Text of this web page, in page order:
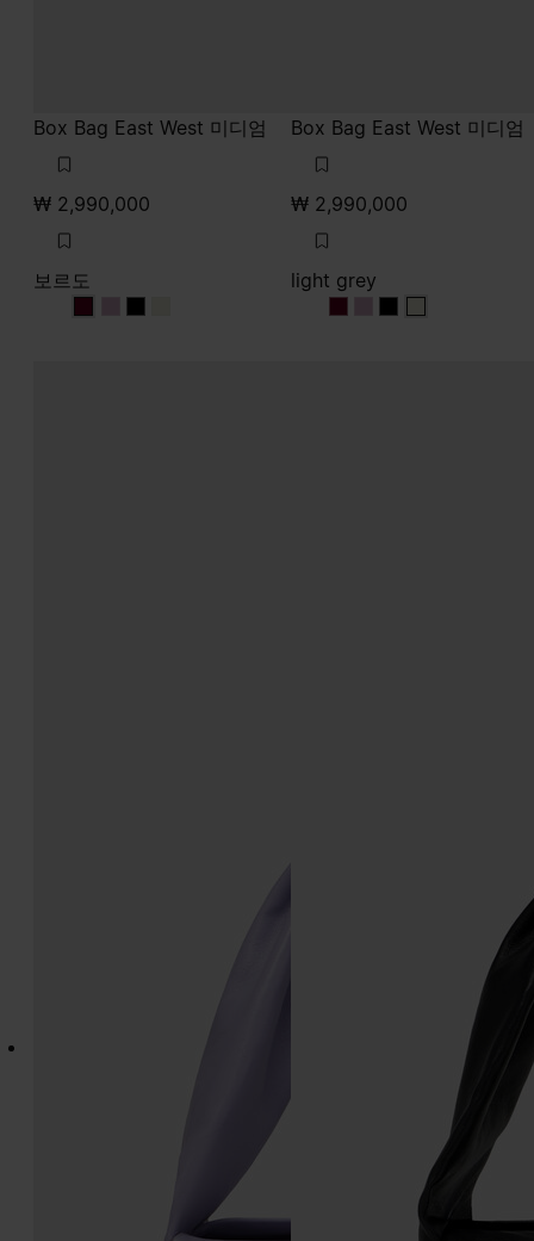
Box Bag East West 미디엄
₩ 2,990,000
보르도
보르도보르도
보르도
Box Bag East West 미디엄
₩ 2,990,000
light grey
light grey
light grey
light grey
light grey